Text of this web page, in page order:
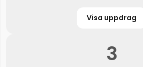
Visa uppdrag
3